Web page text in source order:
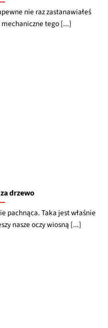
nie raz zastanawiałeś
tego [...]
drzewo
pachnąca. Taka jest właśnie
nasze oczy wiosną [...]